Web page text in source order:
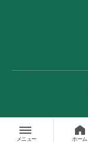
メニュー ホーム